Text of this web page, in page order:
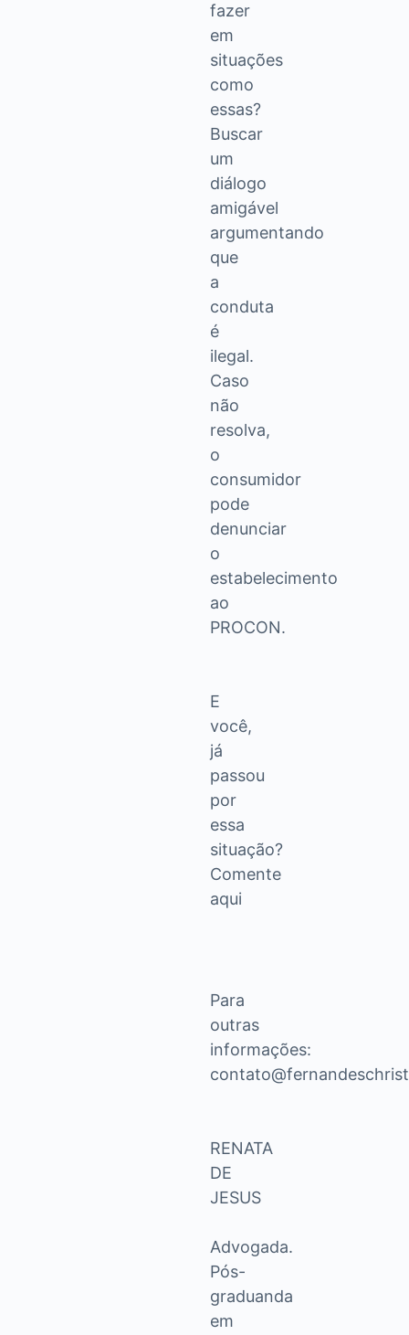
fazer
em
situações
como
essas?
Buscar
um
diálogo
amigável
argumentando
que
a
conduta
é
ilegal.
Caso
não
resolva,
o
consumidor
pode
denunciar
o
estabelecimento
ao
PROCON.
E
você,
já
passou
por
essa
situação?
Comente
aqui
Para
outras
informações:
RENATA
DE
JESUS
Advogada.
Pós-
graduanda
em